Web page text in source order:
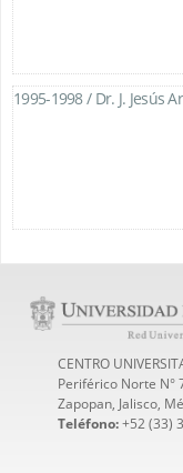
1995-1998 / Dr. J. Jesús
CENTRO
Periférico Norte N°
Zapopan, Jalisco,
Teléfono:+52 (33)